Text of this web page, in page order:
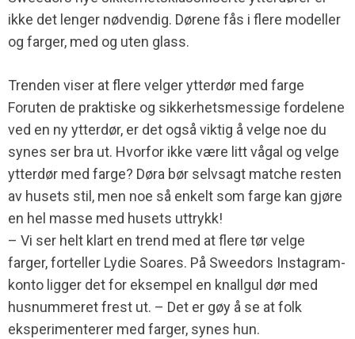
ikke det lenger nødvendig. Dørene fås i flere modeller
og farger, med og uten glass.
Trenden viser at flere velger ytterdør med farge
Foruten de praktiske og sikkerhetsmessige fordelene
ved en ny ytterdør, er det også viktig å velge noe du
synes ser bra ut. Hvorfor ikke være litt vågal og velge
ytterdør med farge? Døra bør selvsagt matche resten
av husets stil, men noe så enkelt som farge kan gjøre
en hel masse med husets uttrykk!
– Vi ser helt klart en trend med at flere tør velge
farger, forteller Lydie Soares. På Sweedors Instagram-
konto ligger det for eksempel en knallgul dør med
husnummeret frest ut. – Det er gøy å se at folk
eksperimenterer med farger, synes hun.